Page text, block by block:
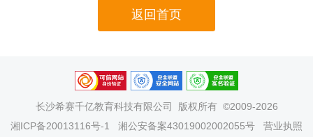
返回首页
长沙希赛千亿教育科技有限公司
版权所有 ©2009-2026
湘ICP备20013116号-1
湘公安备案43019002002055号
营业执照